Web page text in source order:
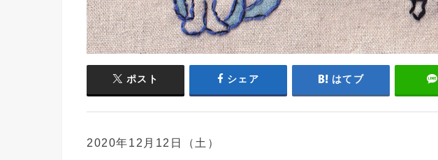
ポスト シェア はてブ
2020年12月12日（土）